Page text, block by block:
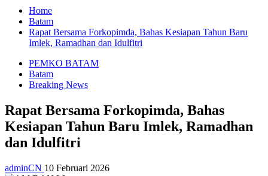
Home
Batam
Rapat Bersama Forkopimda, Bahas Kesiapan Tahun Baru
Imlek, Ramadhan dan Idulfitri
PEMKO BATAM
Batam
Breaking News
Rapat Bersama Forkopimda, Bahas
Kesiapan Tahun Baru Imlek, Ramadhan
dan Idulfitri
adminCN 10 Februari 2026